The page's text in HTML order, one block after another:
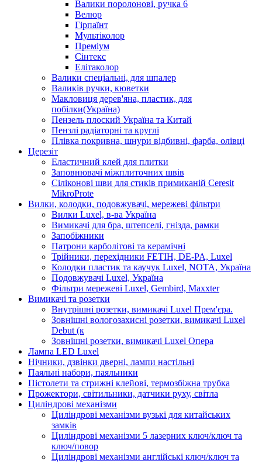
Валики поролонові, ручка 6
Велюр
Гірпаїнт
Мультіколор
Преміум
Сінтекс
Елітаколор
Валики спеціальні, для шпалер
Валиків ручки, кюветки
Макловиця дерев'яна, пластик, для
побілки(Україна)
Пензель плоский Україна та Китай
Пензлі радіаторні та круглі
Плівка покривна, шнури відбивні, фарба, олівці
Церезіт
Еластичний клей для плитки
Заповнювачі міжплиточних швів
Сіліконові шви для стиків примиканій Ceresit
MikroProte
Вилки, колодки, подовжувачі, мережеві фільтри
Вилки Luxel, в-ва Україна
Вимикачі для бра, штепселі, гнізда, рамки
Запобіжники
Патрони карболітові та керамічні
Трійники, перехідники FETIH, DE-PA, Luxel
Колодки пластик та каучук Luxel, NOTA, Україна
Подовжувачі Luxel, Україна
Фільтри мережеві Luxel, Gembird, Maxxter
Вимикачі та розетки
Внутрішні розетки, вимикачі Luxel Прем'єра.
Зовнішні вологозахисні розетки, вимикачі Luxel
Debut (к
Зовнішні розетки, вимикачі Luxel Опера
Лампа LED Luxel
Нічники, дзвінки дверні, лампи настільні
Паяльні набори, паяльники
Пістолети та стрижні клейові, термозбіжна трубка
Прожектори, світильники, датчики руху, світла
Циліндрові механізми
Циліндрові механізми вузькі для китайських
замків
Циліндрові механізми 5 лазерних ключ/ключ та
ключ/повор
Циліндрові механізми англійські ключ/ключ та